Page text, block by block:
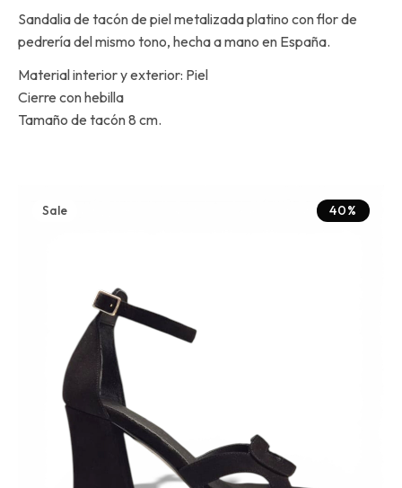
Sandalia de tacón de piel metalizada platino con flor de
pedrería del mismo tono, hecha a mano en España.
Material interior y exterior: Piel
Cierre con hebilla
Tamaño de tacón 8 cm.
Sale 40%